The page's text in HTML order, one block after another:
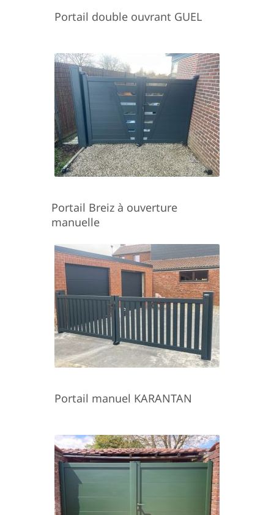
Portail double ouvrant GUEL
Portail Breiz à ouverture
manuelle
Portail manuel KARANTAN